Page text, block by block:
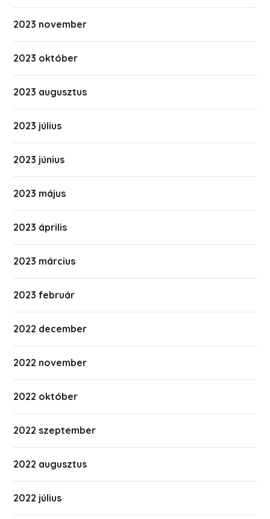
2023 november
2023 október
2023 augusztus
2023 július
2023 június
2023 május
2023 április
2023 március
2023 február
2022 december
2022 november
2022 október
2022 szeptember
2022 augusztus
2022 július